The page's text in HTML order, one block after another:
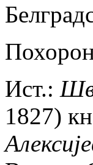
Ист.:
1827)